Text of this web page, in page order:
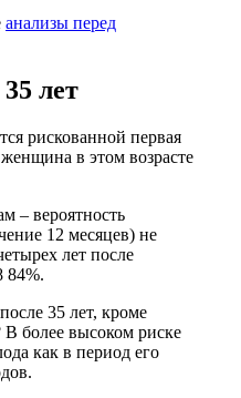
анализы перед
лет
рискованной первая
в этом возрасте
– вероятность
12 месяцев) не
лет после
84%.
35 лет, кроме
более высоком риске
как в период его